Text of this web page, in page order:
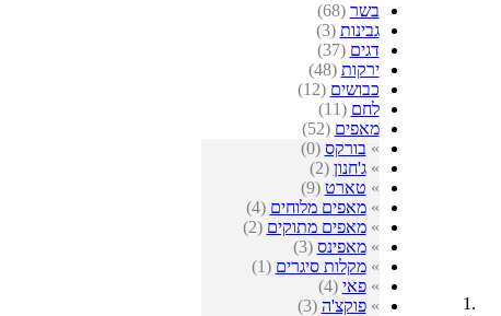
בשר (68)
גבינות (3)
דגים (37)
ירקות (48)
כבושים (12)
לחם (11)
מאפים (52)
» בורקס (0)
»ג'חנון (2)
» טארט (9)
»מאפים מלוחים (4)
»מאפים מתוקים (2)
»מאפינס (3)
»מקלות סיגרים (1)
»פאי (4)
»פוקצ'ה (3)